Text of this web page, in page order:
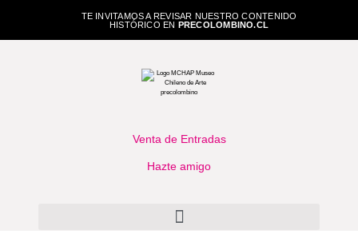
TE INVITAMOS A REVISAR NUESTRO CONTENIDO
HISTÓRICO EN PRECOLOMBINO.CL
Venta de Entradas
Hazte amigo